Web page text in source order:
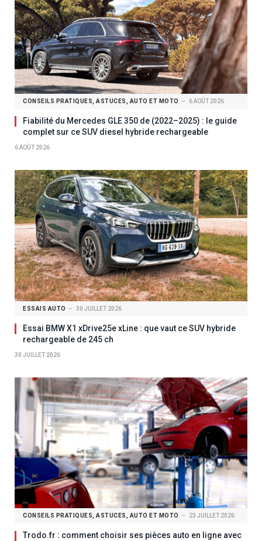
CONSEILS PRATIQUES, ASTUCES, AUTO ET MOTO 6 AOÛT 2026
Fiabilité du Mercedes GLE 350 de (2022–2025) : le guide
complet sur ce SUV diesel hybride rechargeable
6 AOÛT 2026
ESSAIS AUTO 30 JUILLET 2026
Essai BMW X1 xDrive25e xLine : que vaut ce SUV hybride
rechargeable de 245 ch
30 JUILLET 2026
CONSEILS PRATIQUES, ASTUCES, AUTO ET MOTO 23 JUILLET 2026
Trodo.fr : comment choisir ses pièces auto en ligne avec